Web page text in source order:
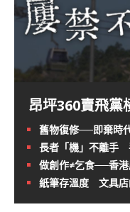
昂坪360賣飛
舊物復修──即棄時
長者「機」不離手
做創作≠乞食──香
紙筆存溫度 文具店